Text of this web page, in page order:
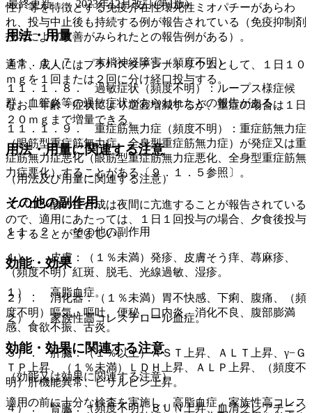
性）等を特徴とする免疫介在性壊死性ミオパチーがあらわ
れ、投与中止後も持続する例が報告されている（免疫抑制剤
投与により改善がみられたとの報告例がある）。
１１．１．７． 末梢神経障害（頻度不明）。
１１．１．８． 過敏症状（頻度不明）：ループス様症候
群、血管炎等の過敏症状があらわれたとの報告がある。
１１．１．９． 重症筋無力症（頻度不明）：重症筋無力症
（眼筋型重症筋無力症、全身型重症筋無力症）が発症又は重
症筋無力症悪化（眼筋型重症筋無力症悪化、全身型重症筋無
力症悪化）することがある〔９．１．５参照〕。
その他の副作用
１１．２． その他の副作用
１）． 皮膚：（１％未満）発疹、皮膚そう痒、蕁麻疹、
（頻度不明）紅斑、脱毛、光線過敏、湿疹。
２）． 消化器：（１％未満）胃不快感、下痢、腹痛、（頻
度不明）嘔気・嘔吐、便秘、口内炎、消化不良、腹部膨満
感、食欲不振、舌炎。
３）． 肝臓：（１％以上）ＡＳＴ上昇、ＡＬＴ上昇、γ−Ｇ
ＴＰ上昇、（１％未満）ＬＤＨ上昇、ＡＬＰ上昇、（頻度不
明）肝機能異常、ビリルビン上昇。
４）． 腎臓：（頻度不明）ＢＵＮ上昇、血清クレアチニン
最終更新
2023年12月改訂(第1版)
用法・用量
通常、成人にはプラバスタチンナトリウムとして、１日１０
ｍｇを１回または２回に分け経口投与する。
なお、年齢・症状により適宜増減するが、重症の場合は１日
２０ｍｇまで増量できる。
用法・用量に関連する注意
（用法及び用量に関連する注意）
メバロン酸の生合成は夜間に亢進することが報告されている
ので、適用にあたっては、１日１回投与の場合、夕食後投与
とすることが望ましい。
効能・効果
１）． 高脂血症。
２）． 家族性高コレステロール血症。
効能・効果に関連する注意
（効能又は効果に関連する注意）
適用の前に十分な検査を実施し、高脂血症、家族性高コレス